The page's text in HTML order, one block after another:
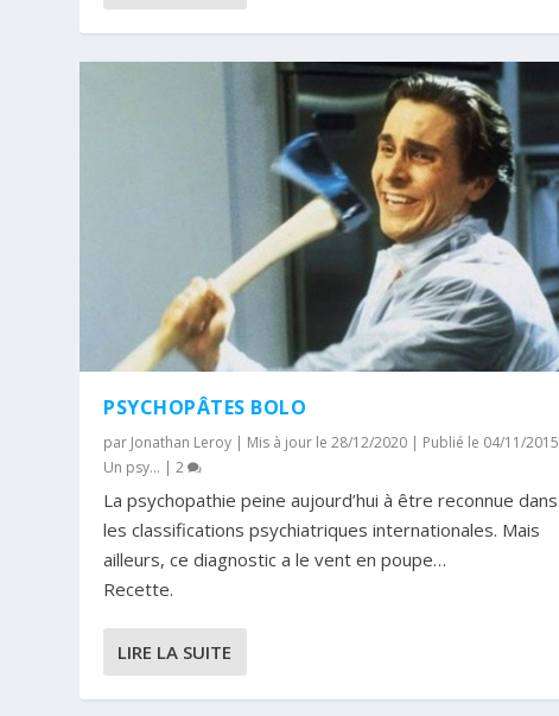
PSYCHOPÂTES BOLO
par Jonathan Leroy | Mis à jour le 28/12/2020 | Publié le 04/11/2015
Un psy... |2
La psychopathie peine aujourd’hui à être reconnue dans
les classifications psychiatriques internationales. Mais
ailleurs, ce diagnostic a le vent en poupe…
Recette.
LIRE LA SUITE